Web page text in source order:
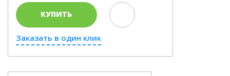
КУПИТЬ
Заказать в один клик